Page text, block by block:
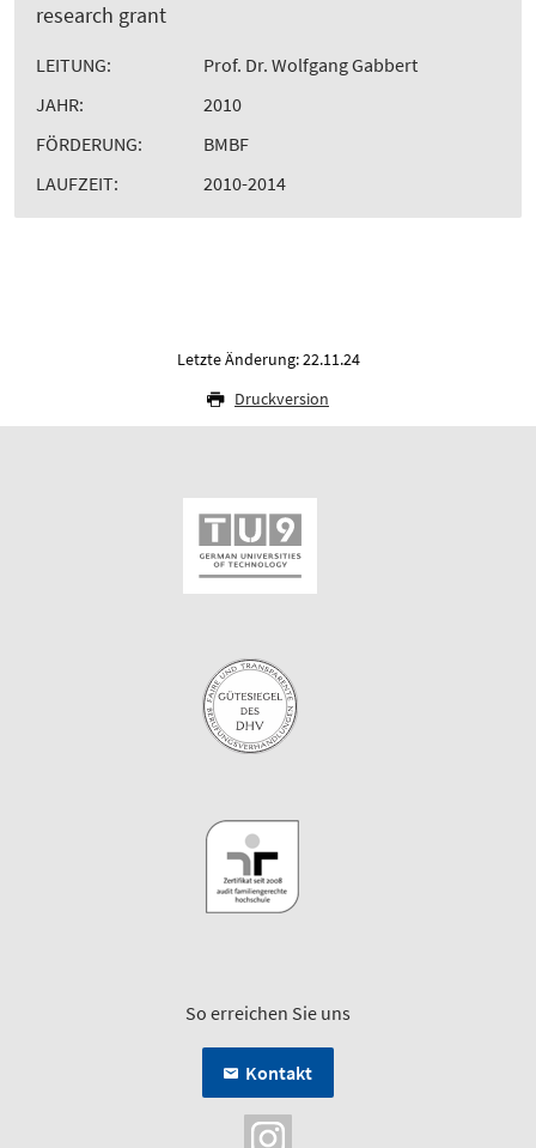
research grant
LEITUNG:
Prof. Dr. Wolfgang Gabbert
JAHR:
2010
FÖRDERUNG:
BMBF
LAUFZEIT:
2010-2014
Letzte Änderung: 22.11.24
Druckversion
So erreichen Sie uns
Kontakt